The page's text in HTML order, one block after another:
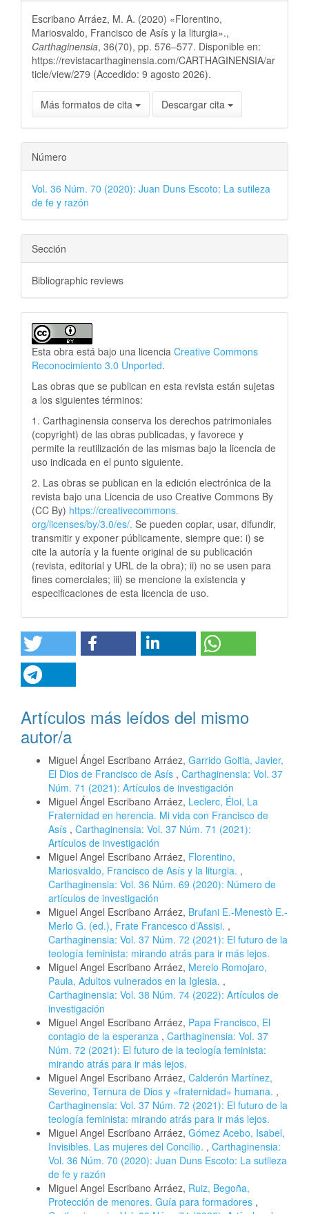
Escribano Arráez, M. A. (2020) «Florentino,
Mariosvaldo, Francisco de Asís y la liturgia».,
Carthaginensia, 36(70), pp. 576–577. Disponible en:
https://revistacarthaginensia.com/CARTHAGINENSIA/ar
ticle/view/279 (Accedido: 9 agosto 2026).
Más formatos de cita Descargar cita
Número
Vol. 36 Núm. 70 (2020): Juan Duns Escoto: La sutileza
de fe y razón
Sección
Bibliographic reviews
Esta obra está bajo una licencia Creative Commons
Reconocimiento 3.0 Unported.
Las obras que se publican en esta revista están sujetas
a los siguientes términos:
1. Carthaginensia conserva los derechos patrimoniales
(copyright) de las obras publicadas, y favorece y
permite la reutilización de las mismas bajo la licencia de
uso indicada en el punto siguiente.
2. Las obras se publican en la edición electrónica de la
revista bajo una Licencia de uso Creative Commons By
(CC By) https://creativecommons.
org/licenses/by/3.0/es/. Se pueden copiar, usar, difundir,
transmitir y exponer públicamente, siempre que: i) se
cite la autoría y la fuente original de su publicación
(revista, editorial y URL de la obra); ii) no se usen para
fines comerciales; iii) se mencione la existencia y
especificaciones de esta licencia de uso.
Artículos más leídos del mismo
autor/a
Miguel Ángel Escribano Arráez, Garrido Goitia, Javier,
El Dios de Francisco de Asís , Carthaginensia: Vol. 37
Núm. 71 (2021): Artículos de investigación
Miguel Ángel Escribano Arráez, Leclerc, Éloi, La
Fraternidad en herencia. Mi vida con Francisco de
Asís , Carthaginensia: Vol. 37 Núm. 71 (2021):
Artículos de investigación
Miguel Angel Escribano Arráez, Florentino,
Mariosvaldo, Francisco de Asís y la liturgia. ,
Carthaginensia: Vol. 36 Núm. 69 (2020): Número de
artículos de investigación
Miguel Angel Escribano Arráez, Brufani E.-Menestò E.-
Merlo G. (ed.), Frate Francesco d’Assisi. ,
Carthaginensia: Vol. 37 Núm. 72 (2021): El futuro de la
teología feminista: mirando atrás para ir más lejos.
Miguel Angel Escribano Arráez, Merelo Romojaro,
Paula, Adultos vulnerados en la Iglesia. ,
Carthaginensia: Vol. 38 Núm. 74 (2022): Artículos de
investigación
Miguel Angel Escribano Arráez, Papa Francisco, El
contagio de la esperanza , Carthaginensia: Vol. 37
Núm. 72 (2021): El futuro de la teología feminista:
mirando atrás para ir más lejos.
Miguel Angel Escribano Arráez, Calderón Martínez,
Severino, Ternura de Dios y «fraternidad» humana. ,
Carthaginensia: Vol. 37 Núm. 72 (2021): El futuro de la
teología feminista: mirando atrás para ir más lejos.
Miguel Angel Escribano Arráez, Gómez Acebo, Isabel,
Invisibles. Las mujeres del Concilio. , Carthaginensia:
Vol. 36 Núm. 70 (2020): Juan Duns Escoto: La sutileza
de fe y razón
Miguel Angel Escribano Arráez, Ruiz, Begoña,
Protección de menores. Guía para formadores ,